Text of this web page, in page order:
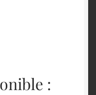
: